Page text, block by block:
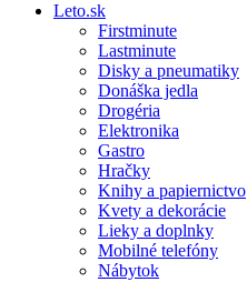
Leto.sk
Firstminute
Lastminute
Disky a pneumatiky
Donáška jedla
Drogéria
Elektronika
Gastro
Hračky
Knihy a papiernictvo
Kvety a dekorácie
Lieky a doplnky
Mobilné telefóny
Nábytok